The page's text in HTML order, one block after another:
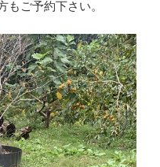
もご予約下さい。